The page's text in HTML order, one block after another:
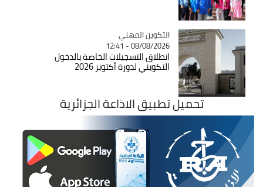
Catégorie
التكوين المهني
08/08/2026 - 12:41
انطلاق التسجيلات الخاصة بالدخول
التكويني لدورة أكتوبر 2026
تحميل تطبيق الاذاعة الجزائرية